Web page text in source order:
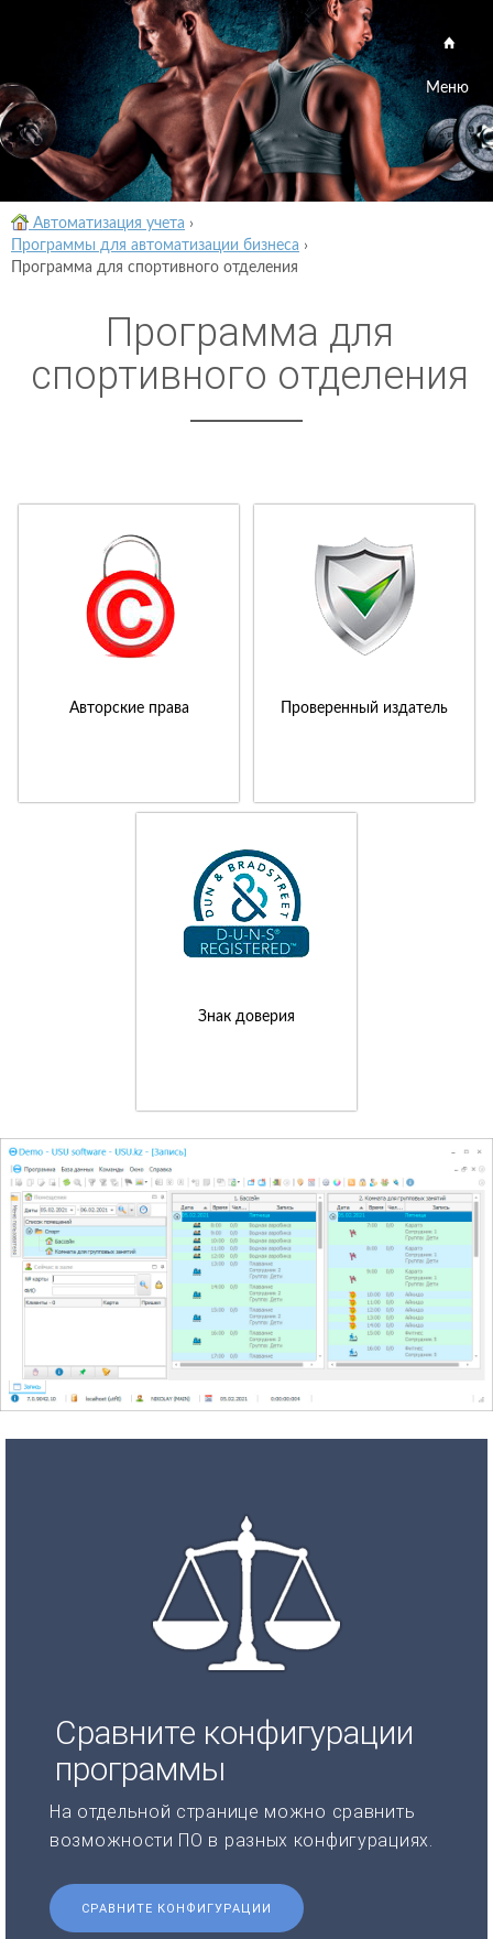
Меню
Автоматизация учета ›
Программы для автоматизации бизнеса ›
Программа для спортивного отделения
Программа для
спортивного отделения
Авторские права Проверенный издатель
Знак доверия
Сравните конфигурации
программы
На отдельной странице можно сравнить
возможности ПО в разных конфигурациях.
СРАВНИТЕ КОНФИГУРАЦИИ